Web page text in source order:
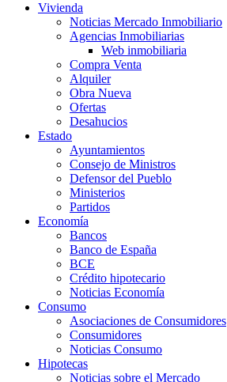
Vivienda
Noticias Mercado Inmobiliario
Agencias Inmobiliarias
Web inmobiliaria
Compra Venta
Alquiler
Obra Nueva
Ofertas
Desahucios
Estado
Ayuntamientos
Consejo de Ministros
Defensor del Pueblo
Ministerios
Partidos
Economía
Bancos
Banco de España
BCE
Crédito hipotecario
Noticias Economía
Consumo
Asociaciones de Consumidores
Consumidores
Noticias Consumo
Hipotecas
Noticias sobre el Mercado